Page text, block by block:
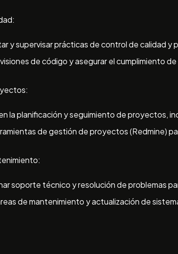
y supervisar prácticas de control de calidad y
de código y asegurar el cumplimiento
la planificación y seguimiento de proyectos,
de gestión de proyectos (Redmine)
soporte técnico y resolución de problemas
de mantenimiento y actualización de